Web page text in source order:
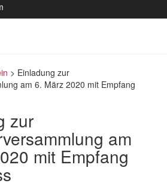
> Einladung zur
am 6. März 2020 mit Empfang
zur
am
mit Empfang